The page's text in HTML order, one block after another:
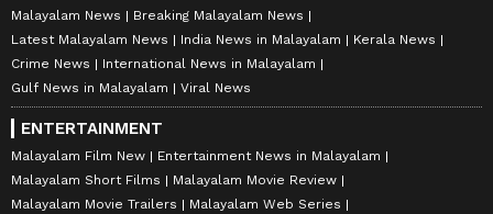
Malayalam News
Breaking Malayalam News
Latest Malayalam News
India News in Malayalam
Kerala News
Crime News
International News in Malayalam
Gulf News in Malayalam
Viral News
ENTERTAINMENT
Malayalam Film New
Entertainment News in Malayalam
Malayalam Short Films
Malayalam Movie Review
Malayalam Movie Trailers
Malayalam Web Series